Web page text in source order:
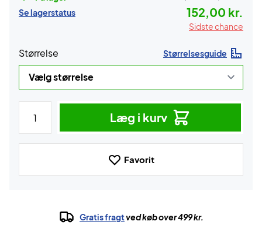
Se lagerstatus
152,00 kr.
Sidste chance
Størrelse Størrelsesguide
Læg i kurv
Favorit
Gratis fragtved køb over 499 kr.